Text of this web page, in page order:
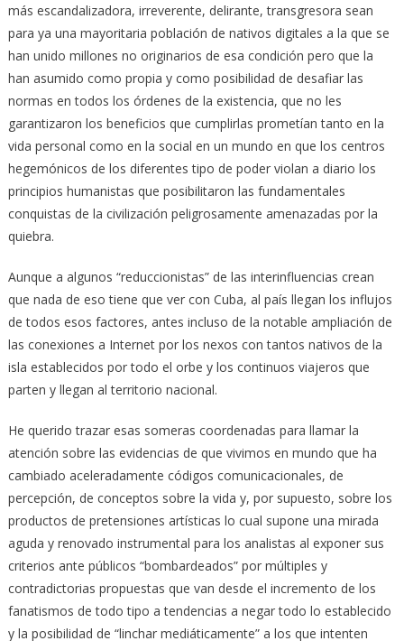
más escandalizadora, irreverente, delirante, transgresora sean
para ya una mayoritaria población de nativos digitales a la que se
han unido millones no originarios de esa condición pero que la
han asumido como propia y como posibilidad de desafiar las
normas en todos los órdenes de la existencia, que no les
garantizaron los beneficios que cumplirlas prometían tanto en la
vida personal como en la social en un mundo en que los centros
hegemónicos de los diferentes tipo de poder violan a diario los
principios humanistas que posibilitaron las fundamentales
conquistas de la civilización peligrosamente amenazadas por la
quiebra.
Aunque a algunos “reduccionistas” de las interinfluencias crean
que nada de eso tiene que ver con Cuba, al país llegan los influjos
de todos esos factores, antes incluso de la notable ampliación de
las conexiones a Internet por los nexos con tantos nativos de la
isla establecidos por todo el orbe y los continuos viajeros que
parten y llegan al territorio nacional.
He querido trazar esas someras coordenadas para llamar la
atención sobre las evidencias de que vivimos en mundo que ha
cambiado aceleradamente códigos comunicacionales, de
percepción, de conceptos sobre la vida y, por supuesto, sobre los
productos de pretensiones artísticas lo cual supone una mirada
aguda y renovado instrumental para los analistas al exponer sus
criterios ante públicos “bombardeados” por múltiples y
contradictorias propuestas que van desde el incremento de los
fanatismos de todo tipo a tendencias a negar todo lo establecido
y la posibilidad de “linchar mediáticamente” a los que intenten